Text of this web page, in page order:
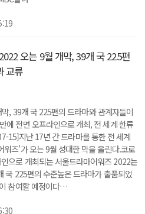
오는 9월 개막, 39개 국 225편
교류
, 39개 국 225편의 드라마와 관계자들이
에 전면 오프라인으로 개최, 전 세계 한류
15]지난 17년 간 드라마를 통한 전 세계
워즈’가 오는 9월 성대한 막을 올린다.코로
으로 개최되는 서울드라마어워즈 2022는
국 225편의 수준높은 드라마가 출품되었
참여할 예정이다…